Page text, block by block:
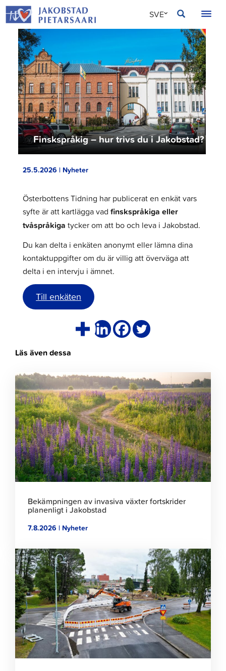
Hoppa
till
innehållet
SVE
ENG
Finskspråkig – hur trivs du i Jakobstad?
25.5.2026 | Nyheter
Österbottens Tidning har publicerat en enkät vars
syfte är att kartlägga vadfinskspråkiga eller
tvåspråkiga tycker om att bo och leva i Jakobstad.
Du kan delta i enkäten anonymt eller lämna dina
kontaktuppgifter om du är villig att överväga att
delta i en intervju i ämnet.
Till enkäten
Läs även dessa
Klicka
för
att
läsa
artikeln
Bekämpningen av invasiva växter fortskrider
planenligt i Jakobstad
7.8.2026 | Nyheter
Klicka
för
att
läsa
artikeln